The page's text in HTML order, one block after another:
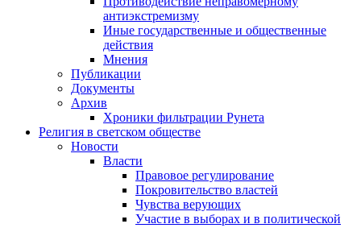
антиэкстремизму
Иные государственные и общественные
действия
Мнения
Публикации
Документы
Архив
Хроники фильтрации Рунета
Религия в светском обществе
Новости
Власти
Правовое регулирование
Покровительство властей
Чувства верующих
Участие в выборах и в политической